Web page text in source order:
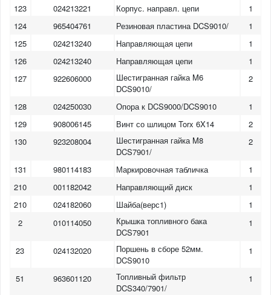
123
024213221 Корпус. направл. цепи
1
124
965404761 Резиновая пластина DCS9010/
1
125
024213240 Направляющая цепи
1
126
024213240 Направляющая цепи
1
127
922606000
Шестигранная гайка M6
DCS9010/
2
128 024250030 Опора к DCS9000/DCS9010
1
129
908006145 Винт со шлицом Torx 6X14
2
130
923208004
Шестигранная гайка M8
DCS7901/
2
131 980114183 Маркировочная табличка
1
210
001182042 Направляющий диск
1
210
024182060 Шайба(верс1)
1
2
010114050
Крышка топливного бака
DCS7901
1
23 024132020
Поршень в сборе 52мм.
DCS9010
1
51 963601120
Топливный фильтр
DCS340/7901/
1